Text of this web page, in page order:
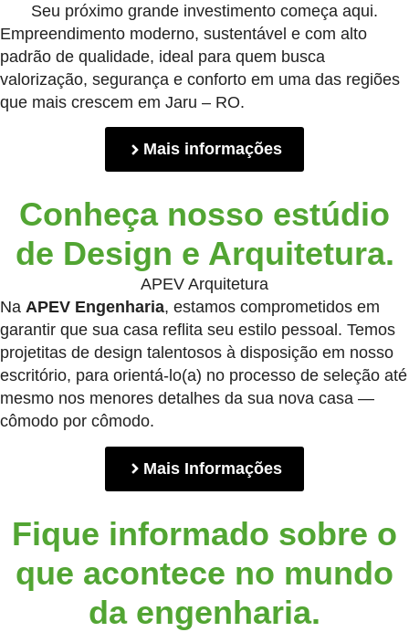
Seu próximo grande investimento começa aqui.
Empreendimento moderno, sustentável e com alto
padrão de qualidade, ideal para quem busca
valorização, segurança e conforto em uma das regiões
que mais crescem em Jaru – RO.
Mais informações
Conheça nosso estúdio
de Design e Arquitetura.
APEV Arquitetura
Na APEV Engenharia, estamos comprometidos em
garantir que sua casa reflita seu estilo pessoal. Temos
projetitas de design talentosos à disposição em nosso
escritório, para orientá-lo(a) no processo de seleção até
mesmo nos menores detalhes da sua nova casa —
cômodo por cômodo.
Mais Informações
Fique informado sobre o
que acontece no mundo
da engenharia.